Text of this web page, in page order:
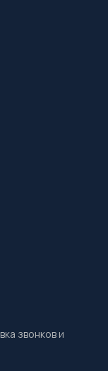
звонков и